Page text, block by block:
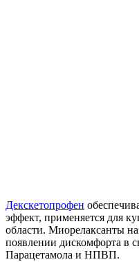
Декскетопрофен
эффект, применяется для
области. Миорелаксанты
появлении дискомфорта в
Парацетамола и НПВП.